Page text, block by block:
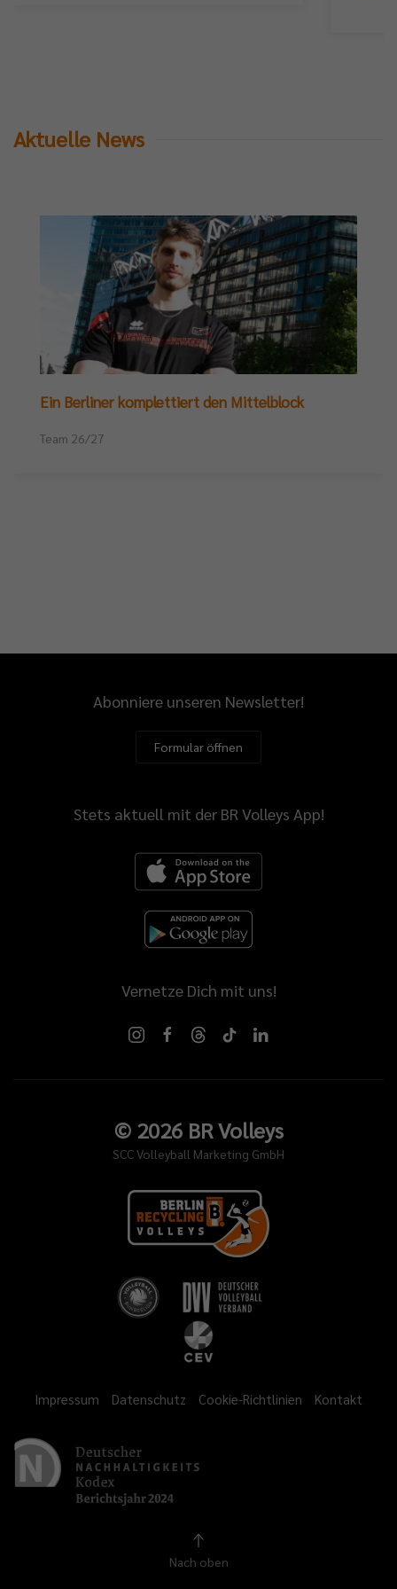
Aktuelle News
Ein Berliner komplettiert den Mittelblock
Team 26/27
Abonniere unseren Newsletter!
Formular öffnen
Stets aktuell mit der BR Volleys App!
Vernetze Dich mit uns!
© 2026BR Volleys
SCC Volleyball Marketing GmbH
Impressum Datenschutz Cookie-Richtlinien Kontakt
Nach oben